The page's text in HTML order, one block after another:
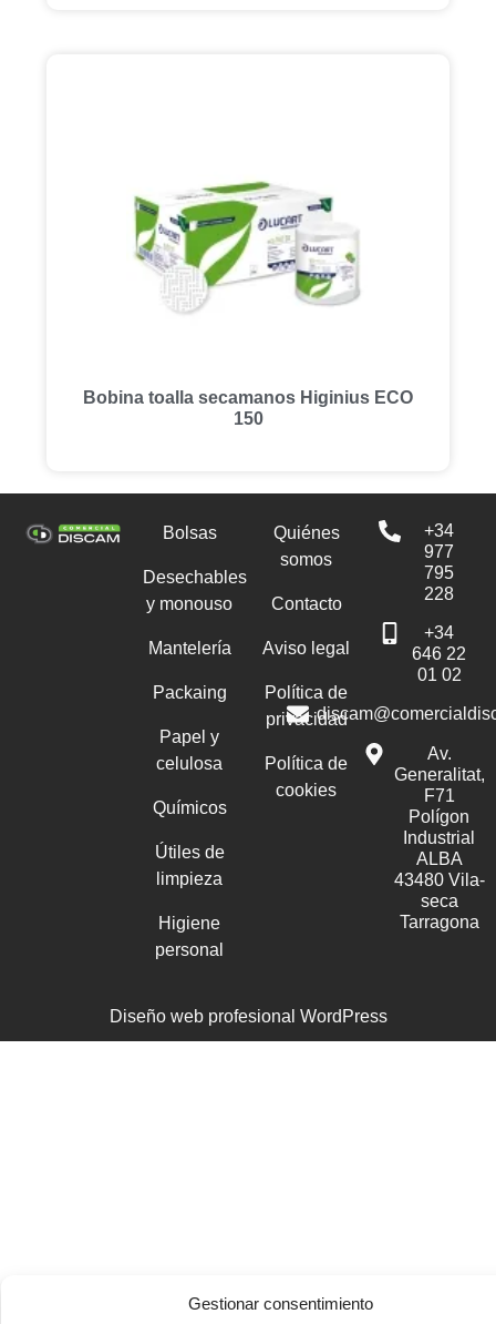
Gestionar consentimiento
Bobina toalla secamanos Higinius ECO
150
Bolsas
Desechables
y monouso
Mantelería
Packaing
Papel y
celulosa
Químicos
Útiles de
limpieza
Higiene
personal
Quiénes
somos
Contacto
Aviso legal
Política de
privacidad
Política de
cookies
+34
977
795
228
+34
646 22
01 02
Av.
Generalitat,
F71
Polígon
Industrial
ALBA
43480 Vila-
seca
Tarragona
Diseño web profesional WordPress